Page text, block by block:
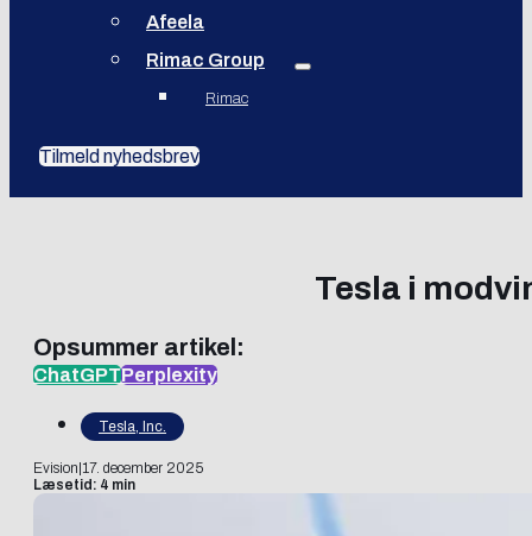
Afeela
Rimac Group
Rimac
Tilmeld nyhedsbrev
Tesla i
Opsummer artikel:
ChatGPTPerplexity
Tesla, Inc.
Evision 17. december 2025
Læsetid: 4 min